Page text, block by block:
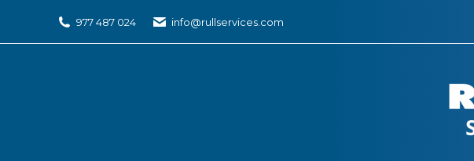
977 487 024 info@rullservices.com
Aplicación de pintura